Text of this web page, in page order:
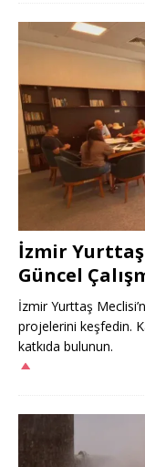
İzmir Yurttaş
Güncel
İzmir Yurttaş
projelerini keşfedin.
katkıda bulunun.